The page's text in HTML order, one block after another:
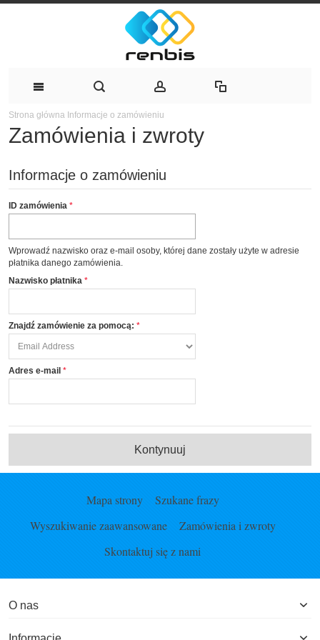
Strona główna Informacje o zamówieniu
Zamówienia i zwroty
Informacje o zamówieniu
ID zamówienia
Wprowadź nazwisko oraz e-mail osoby, której dane zostały użyte w adresie
płatnika danego zamówienia.
Nazwisko płatnika
Znajdź zamówienie za pomocą:
Adres e-mail
Kontynuuj
Mapa strony
Szukane frazy
Wyszukiwanie zaawansowane
Zamówienia i zwroty
Skontaktuj się z nami
O nas